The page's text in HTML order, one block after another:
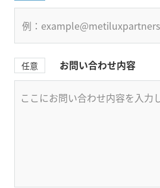
任意 お問い合わせ内容